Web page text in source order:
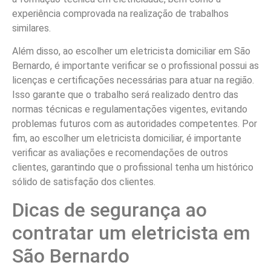
experiência comprovada na realização de trabalhos
similares.
Além disso, ao escolher um eletricista domiciliar em São
Bernardo, é importante verificar se o profissional possui as
licenças e certificações necessárias para atuar na região.
Isso garante que o trabalho será realizado dentro das
normas técnicas e regulamentações vigentes, evitando
problemas futuros com as autoridades competentes. Por
fim, ao escolher um eletricista domiciliar, é importante
verificar as avaliações e recomendações de outros
clientes, garantindo que o profissional tenha um histórico
sólido de satisfação dos clientes.
Dicas de segurança ao
contratar um eletricista em
São Bernardo